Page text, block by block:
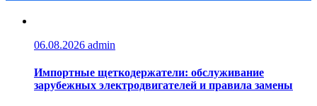
06.08.2026 admin
Импортные щеткодержатели: обслуживание
зарубежных электродвигателей и правила замены